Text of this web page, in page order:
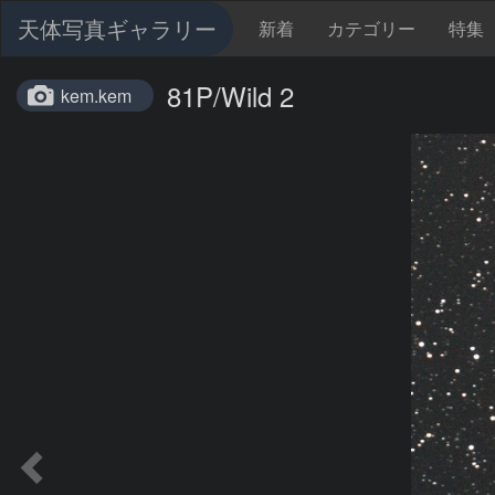
天体写真ギャラリー 新着 カテゴリー 特集
kem.kem 81P/Wild 2